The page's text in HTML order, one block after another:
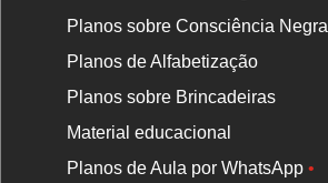
Planos sobre Consciência Negra
Planos de Alfabetização
Planos sobre Brincadeiras
Material educacional
Planos de Aula por WhatsApp•